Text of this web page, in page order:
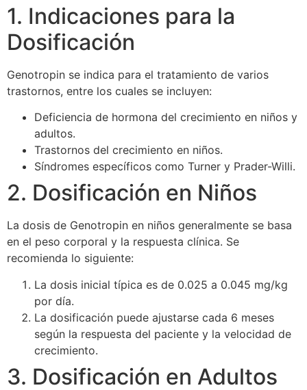
1. Indicaciones para la
Dosificación
Genotropin se indica para el tratamiento de varios
trastornos, entre los cuales se incluyen:
Deficiencia de hormona del crecimiento en niños y
adultos.
Trastornos del crecimiento en niños.
Síndromes específicos como Turner y Prader-Willi.
2. Dosificación en Niños
La dosis de Genotropin en niños generalmente se basa
en el peso corporal y la respuesta clínica. Se
recomienda lo siguiente:
La dosis inicial típica es de 0.025 a 0.045 mg/kg
por día.
La dosificación puede ajustarse cada 6 meses
según la respuesta del paciente y la velocidad de
crecimiento.
3. Dosificación en Adultos